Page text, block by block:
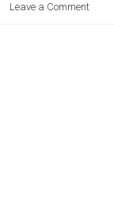
Leave a Comment